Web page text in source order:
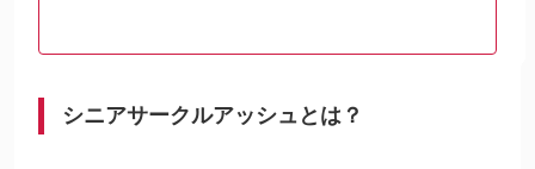
シニアサークルアッシュとは？